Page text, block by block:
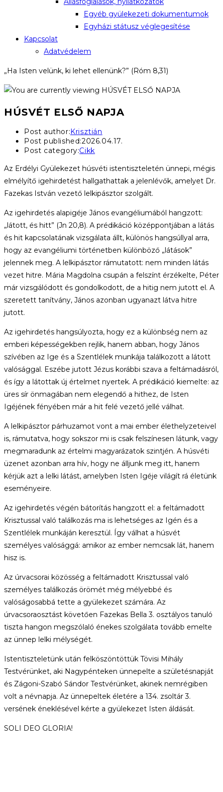
Egyéb gyülekezeti dokumentumok
Egyházi státusz véglegesítése
Kapcsolat
Adatvédelem
„Ha Isten velünk, ki lehet ellenünk?” (Róm 8,31)
HÚSVÉT ELSŐ NAPJA
Post author: Krisztián
Post published:2026.04.17.
Post category:Cikk
Az Erdélyi Gyülekezet húsvéti istentiszteletén ünnepi, mégis
elmélyítő igehirdetést hallgathattak a jelenlévők, amelyet Dr.
Fazekas István vezető lelkipásztor szolgált.
Az igehirdetés alapigéje János evangéliumából hangzott:
„látott, és hitt” (Jn 20,8). A prédikáció középpontjában a látás
és hit kapcsolatának vizsgálata állt, különös hangsúllyal arra,
hogy az evangéliumi történetben különböző „látások”
jelennek meg. A lelkipásztor rámutatott: nem minden látás
vezet hitre. Mária Magdolna csupán a felszínt érzékelte, Péter
már vizsgálódott és gondolkodott, de a hitig nem jutott el. A
szeretett tanítvány, János azonban ugyanazt látva hitre
jutott.
Az igehirdetés hangsúlyozta, hogy ez a különbség nem az
emberi képességekben rejlik, hanem abban, hogy János
szívében az Ige és a Szentlélek munkája találkozott a látott
valósággal. Eszébe jutott Jézus korábbi szava a feltámadásról,
és így a látottak új értelmet nyertek. A prédikáció kiemelte: az
üres sír önmagában nem elegendő a hithez, de Isten
Igéjének fényében már a hit felé vezető jellé válhat.
A lelkipásztor párhuzamot vont a mai ember élethelyzeteivel
is, rámutatva, hogy sokszor mi is csak felszínesen látunk, vagy
megmaradunk az értelmi magyarázatok szintjén. A húsvéti
üzenet azonban arra hív, hogy ne álljunk meg itt, hanem
kérjük azt a lelki látást, amelyben Isten Igéje világít rá életünk
eseményeire.
Az igehirdetés végén bátorítás hangzott el: a feltámadott
Krisztussal való találkozás ma is lehetséges az Igén és a
Szentlélek munkáján keresztül. Így válhat a húsvét
személyes valósággá: amikor az ember nemcsak lát, hanem
hisz is.
Az úrvacsorai közösség a feltámadott Krisztussal való
személyes találkozás örömét még mélyebbé és
valóságosabbá tette a gyülekezet számára. Az
úrvacsoraosztást követően Fazekas Bella 3. osztályos tanuló
tiszta hangon megszólaló énekes szolgálata tovább emelte
az ünnep lelki mélységét.
Istentiszteletünk után felköszöntöttük Tövisi Mihály
Testvérünket, aki Nagypénteken ünnepelte a születésnapját
és Zágoni-Szabó Sándor Testvérünket, akinek nemrégiben
volt a névnapja. Az ünnepeltek életére a 134. zsoltár 3.
versének éneklésével kérte a gyülekezet Isten áldását.
SOLI DEO GLORIA!